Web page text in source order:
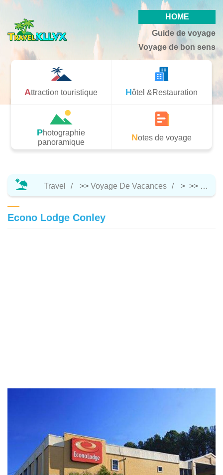
HOME
Guide de voyage
Voyage de bon sens
Attraction touristique Hôtel &Restauration
Photographie
panoramique
Notes de voyage
Travel >> Voyage De Vacances > >> Hôtel
Econo Lodge Conley